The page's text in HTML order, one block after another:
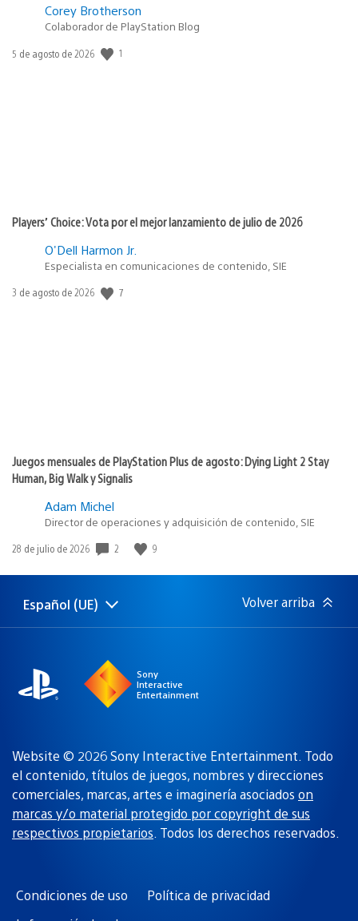
Corey Brotherson
Colaborador de PlayStation Blog
Fecha
5 de agosto de 2026 1
Players’ Choice: Vota por el mejor lanzamiento de julio de 2026
O'Dell Harmon Jr.
Especialista en comunicaciones de contenido, SIE
Fecha
3 de agosto de 2026 7
Juegos mensuales de PlayStation Plus de agosto: Dying Light 2 Stay
Human, Big Walk y Signalis
Adam Michel
Director de operaciones y adquisición de contenido, SIE
Fecha
publicación:
28 de julio de 2026 2 9
Selecciona
Región
Español (UE) Volver arriba
Sony
Interactive
Entertainment
Website © 2026 Sony Interactive Entertainment. Todo
el contenido, títulos de juegos, nombres y direcciones
comerciales, marcas, artes e imaginería asociados on
marcas y/o material protegido por copyright de sus
respectivos propietarios. Todos los derechos reservados.
Condiciones de uso
Política de privacidad